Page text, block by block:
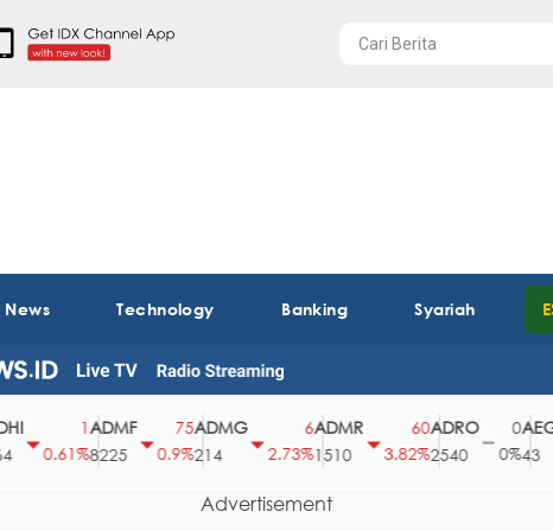
Technology Banking Syariah
0.61%
ADMF
8225
0.9%
ADMG
214
2.73%
ADMR
1510
3.82%
ADRO
2540
0%
AEGS
43
Advertisement